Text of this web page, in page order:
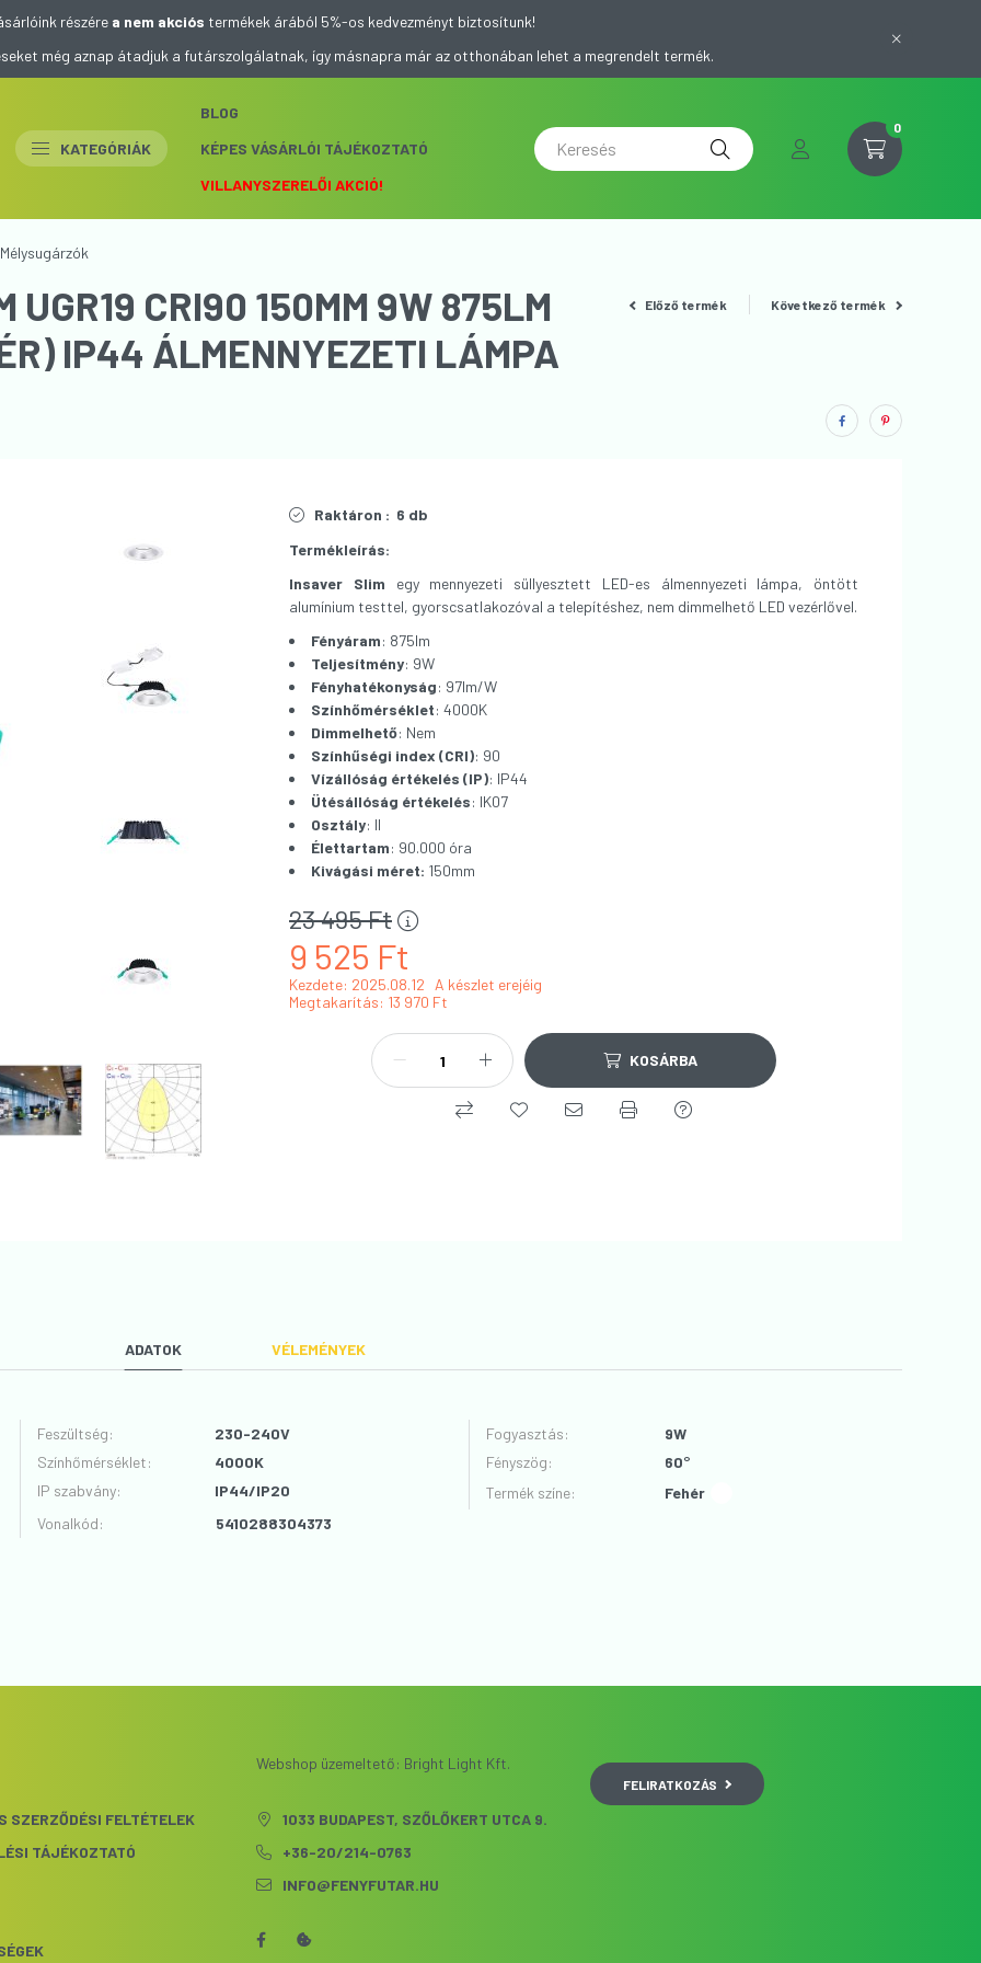
részére a nem akciós termékek árából 5%-os kedvezményt biztosítunk!
még aznap átadjuk a futárszolgálatnak, így másnapra már az otthonában lehet a megrendelt termék.
KATEGÓRIÁK
BLOG
KÉPES VÁSÁRLÓI TÁJÉKOZTATÓ
VILLANYSZERELŐI AKCIÓ!
0
Mélysugárzók
Előző termék Következő termék
UGR19 CRI90 150MM 9W 875LM
IP44 ÁLMENNYEZETI LÁMPA
Raktáron : 6 db
Termékleírás:
Insaver Slim egy mennyezeti süllyesztett LED-es álmennyezeti lámpa, öntött
alumínium testtel, gyorscsatlakozóval a telepítéshez, nem dimmelhető LED vezérlővel.
Fényáram: 875lm
Teljesítmény: 9W
Fényhatékonyság: 97lm/W
Színhőmérséklet: 4000K
Dimmelhető: Nem
Színhűségi index (CRI): 90
Vízállóság értékelés (IP): IP44
Ütésállóság értékelés: IK07
Osztály: II
Élettartam: 90.000 óra
Kivágási méret: 150mm
9 525 Ft
23 495Ft
Kezdete: 2025.08.12
A készlet erejéig
Megtakarítás 13 970 Ft
KOSÁRBA
ADATOK VÉLEMÉNYEK
Feszültség: 230-240V Fogyasztás:
9W
Színhőmérséklet: 4000K Fényszög:
60°
IP szabvány: IP44/IP20 Termék színe:
Fehér
Vonalkód: 5410288304373
SZERZŐDÉSI FELTÉTELEK
TÁJÉKOZTATÓ
Webshop üzemeltető: Bright Light Kft.
1033 BUDAPEST, SZŐLŐKERT UTCA 9.
+36-20/214-0763
INFO@FENYFUTAR.HU
FELIRATKOZÁS